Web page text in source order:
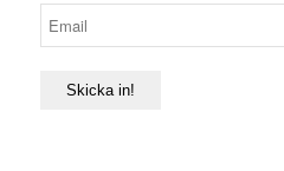
Skicka in!